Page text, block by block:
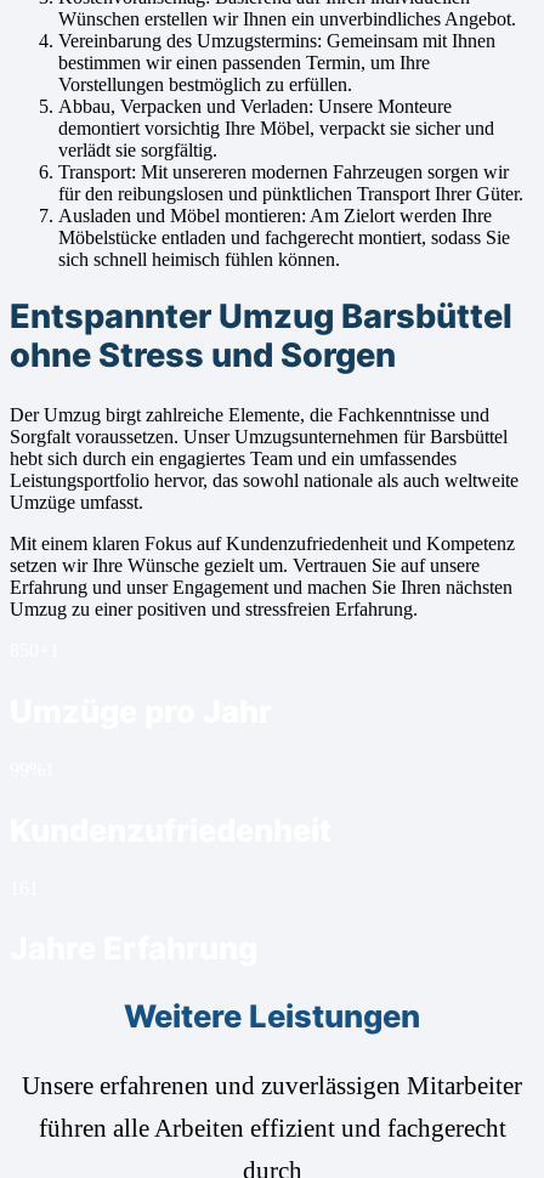
Wünschen erstellen wir Ihnen ein unverbindliches Angebot.
Vereinbarung des Umzugstermins: Gemeinsam mit Ihnen
bestimmen wir einen passenden Termin, um Ihre
Vorstellungen bestmöglich zu erfüllen.
Abbau, Verpacken und Verladen: Unsere Monteure
demontiert vorsichtig Ihre Möbel, verpackt sie sicher und
verlädt sie sorgfältig.
Transport: Mit unsereren modernen Fahrzeugen sorgen wir
für den reibungslosen und pünktlichen Transport Ihrer Güter.
Ausladen und Möbel montieren: Am Zielort werden Ihre
Möbelstücke entladen und fachgerecht montiert, sodass Sie
sich schnell heimisch fühlen können.
Entspannter Umzug Barsbüttel
ohne Stress und Sorgen
Der Umzug birgt zahlreiche Elemente, die Fachkenntnisse und
Sorgfalt voraussetzen. Unser Umzugsunternehmen für Barsbüttel
hebt sich durch ein engagiertes Team und ein umfassendes
Leistungsportfolio hervor, das sowohl nationale als auch weltweite
Umzüge umfasst.
Mit einem klaren Fokus auf Kundenzufriedenheit und Kompetenz
setzen wir Ihre Wünsche gezielt um. Vertrauen Sie auf unsere
Erfahrung und unser Engagement und machen Sie Ihren nächsten
Umzug zu einer positiven und stressfreien Erfahrung.
Weitere Leistungen
Unsere erfahrenen und zuverlässigen Mitarbeiter
führen alle Arbeiten effizient und fachgerecht
durch